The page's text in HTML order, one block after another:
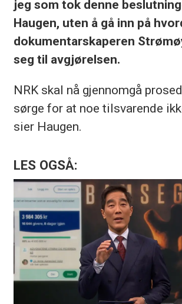
jeg som tok denne
Haugen, uten å gå inn på
dokumentarskaperen
seg til avgjørelsen.
NRK skal nå gjennomgå
sørge for at noe tilsvarende
sier Haugen.
LES OGSÅ: